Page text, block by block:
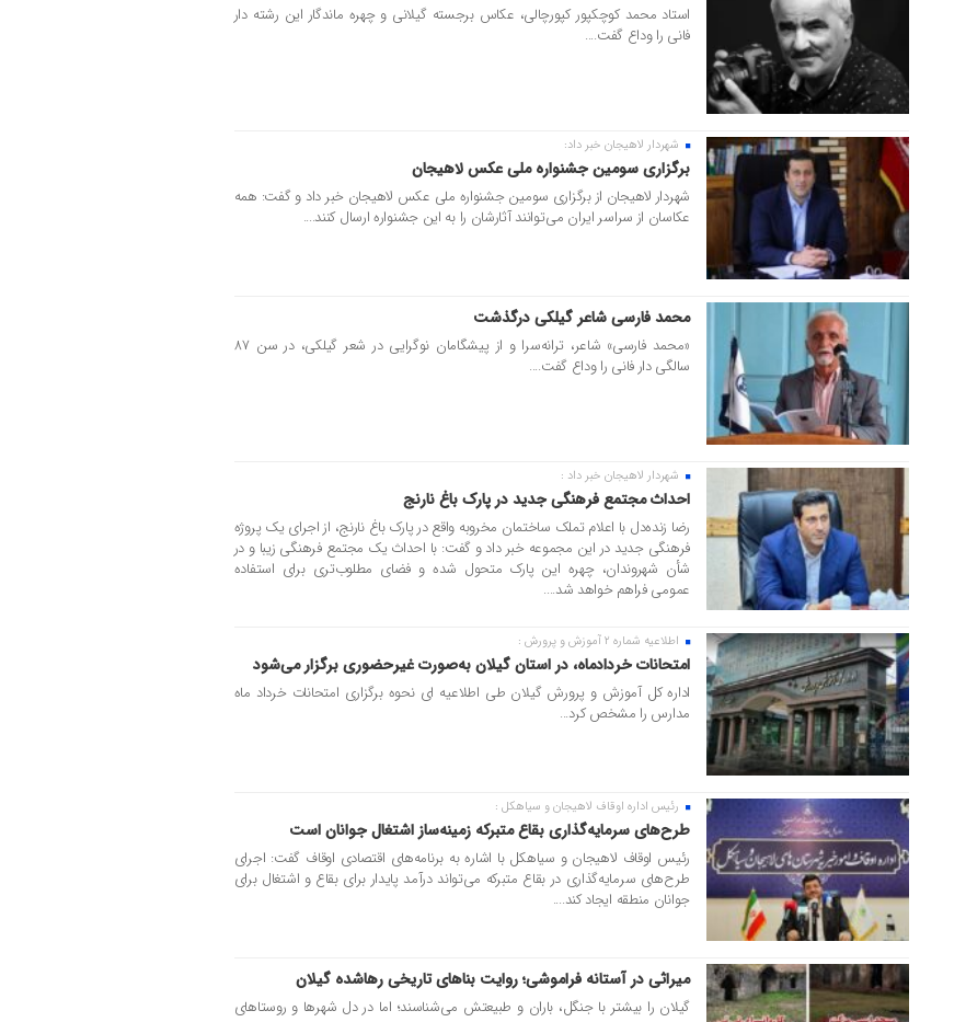
استاد محمد کوچکپور کپورچالی، عکاس برجسته گیلانی و چهره ماندگار این رشته دار
فانی را وداع گفت....
۳۰ خرداد ۱۴۰۵
شهردار لاهیجان خبر داد:
برگزاری سومین جشنواره ملی عکس لاهیجان
شهردار لاهیجان از برگزاری سومین جشنواره ملی عکس لاهیجان خبر داد و گفت: همه
عکاسان از سراسر ایران می توانند آثارشان را به این جشنواره ارسال کنند....
محمد فارسی شاعر گیلکی درگذشت
«محمد فارسی» شاعر، ترانه‌سرا و از پیشگامان نوگرایی در شعر گیلکی، در سن ۸۷
سالگی دار فانی را وداع گفت....
شهردار لاهیجان خبر داد :
احداث مجتمع فرهنگی جدید در پارک باغ نارنج
رضا زنده‌دل با اعلام تملک ساختمان مخروبه واقع در پارک باغ نارنج، از اجرای یک پروژه
فرهنگی جدید در این مجموعه خبر داد و گفت: با احداث یک مجتمع فرهنگی زیبا و در
شأن شهروندان، چهره این پارک متحول شده و فضای مطلوب‌تری برای استفاده
عمومی فراهم خواهد شد....
۰۲ خرداد ۱۴۰۵
اطلاعیه شماره ۲ آموزش و پرورش :
امتحانات خردادماه، در استان گیلان به‌صورت غیرحضوری برگزار می‌شود
اداره کل آموزش و پرورش گیلان طی اطلاعیه ای نحوه برگزاری امتحانات خرداد ماه
مدارس را مشخص کرد...
رئیس اداره اوقاف لاهیجان و سیاهکل :
طرح‌های سرمایه‌گذاری بقاع متبرکه زمینه‌ساز اشتغال جوانان است
رئیس اوقاف لاهیجان و سیاهکل با اشاره به برنامه‌های اقتصادی اوقاف گفت: اجرای
طرح‌های سرمایه‌گذاری در بقاع متبرکه می‌تواند درآمد پایدار برای بقاع و اشتغال برای
جوانان منطقه ایجاد کند....
۳۰ اردیبهشت ۱۴۰۵ میراثی در آستانه فراموشی؛ روایت بناهای تاریخی رهاشده گیلان
گیلان را بیشتر با جنگل، باران و طبیعتش می‌شناسند؛ اما در دل شهرها و روستاهای